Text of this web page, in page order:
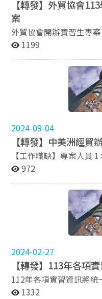
性、空間邏輯與反應速度進行評估
國民，年滿18歲以上、
可。 公立或依法立案之私立獨立學院以上學校或符合教育
部認定之國外獨立學院
學程畢業得有證書。 高等考試或相當高等考試之特種考試
及格。 普通考試或相當普通考試之特種考試及格滿3年。
高等檢定考試及格。 詳細報考資訊請參考考選部全球資訊
【轉發】外貿協會
案
外貿協會開辦實習生專
作性質包括國際行銷、
附件。本專案開放大三
本會將另提供實習津貼
台北捷運紅線「101／
達。） 本次專案自即日
日止，實習日程可依學
起至4/20都可以email至
履歷喔！ （詳細內容說明，
協會>>> 外貿協會為台
足企業對貿易資訊與市
才並提升台灣形象，營
南港展覽館等大型展館
個簽有合作協議之國貿
Website：https://
https://
Facebook：https://
1199
2024-09-04
【轉發】中美洲經貿
【工作職缺】專案人員 1 名 【工作內容】 1.經貿投
收集、分析及製作 2.開發及輔導台灣企業赴中美洲友邦投
的媒體活動並負責撰寫企劃書、新
動(大型展覽、推廣咖啡活動等支援)
銷企劃、國貿業務相關工作經驗者 2.精
牙文或法語者佳 3.主動積極、認真負責、具團隊精神及協
絡方式】 請 備 ( 中 、 英 / 西 文 ) 個人履歷表、自傳 e-
mail 至
972
2024-02-27
【轉發】113年各項
112年各項實習資訊將
題日期為參考) 欲查詢更多實習機會請上政大職涯平台
1332